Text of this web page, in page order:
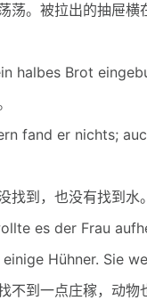
。被拉出的抽屉横
Brot
fand er nichts;
到，也没有找到水
es der Frau
Hühner. Sie
到一点庄稼，动物